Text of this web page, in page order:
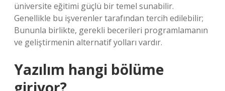
üniversite eğitimi güçlü bir temel sunabilir.
Genellikle bu işverenler tarafından tercih edilebilir;
Bununla birlikte, gerekli becerileri programlamanın
ve geliştirmenin alternatif yolları vardır.
Yazılım hangi bölüme